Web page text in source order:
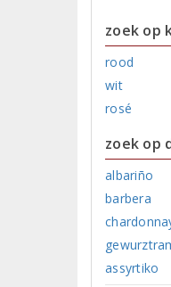
zoek op
rood
wit
rosé
zoek op
albariño
barbera
assyrtiko